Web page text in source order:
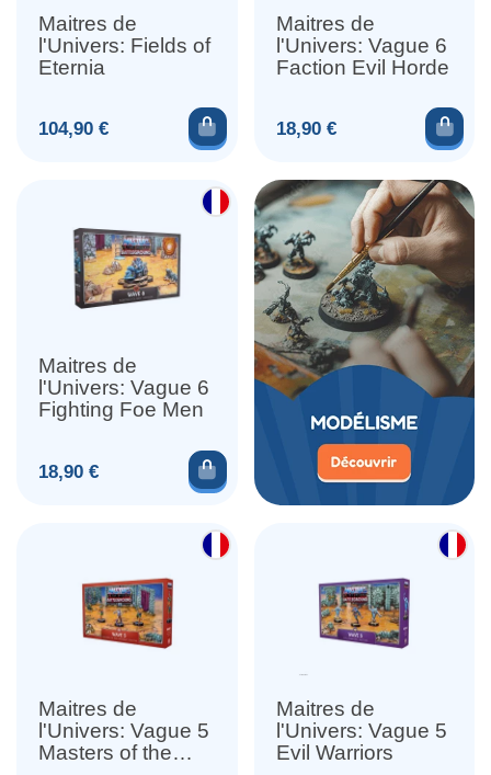
Maitres de
l'Univers: Fields of
Eternia
Prix
104,90 € Ajouter au panier
Maitres de
l'Univers: Vague 6
Faction Evil Horde
Prix
18,90 €
Maitres de
l'Univers: Vague 6
Fighting Foe Men
Prix
18,90 € Ajouter au panier
Maitres de
l'Univers: Vague 5
Masters of the
Maitres de
l'Univers: Vague 5
Evil Warriors